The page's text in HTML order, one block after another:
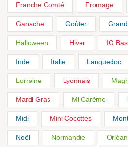
Franche Comté Fromage
Ganache Goûter
Halloween Hiver IG Bas
Inde Italie Languedoc
Lorraine Lyonnais
Mardi Gras Mi Carême
Midi Mini Cocottes
Noël Normandie